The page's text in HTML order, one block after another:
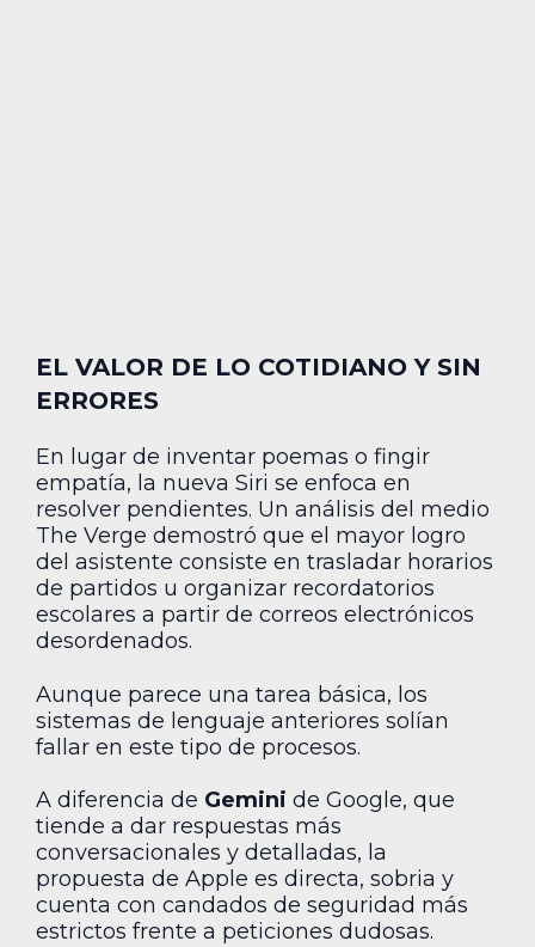
EL VALOR DE LO COTIDIANO Y SIN
ERRORES
En lugar de inventar poemas o fingir
empatía, la nueva Siri se enfoca en
resolver pendientes. Un análisis del medio
The Verge demostró que el mayor logro
del asistente consiste en trasladar horarios
de partidos u organizar recordatorios
escolares a partir de correos electrónicos
desordenados.
Aunque parece una tarea básica, los
sistemas de lenguaje anteriores solían
fallar en este tipo de procesos.
A diferencia de Gemini de Google, que
tiende a dar respuestas más
conversacionales y detalladas, la
propuesta de Apple es directa, sobria y
cuenta con candados de seguridad más
estrictos frente a peticiones dudosas.